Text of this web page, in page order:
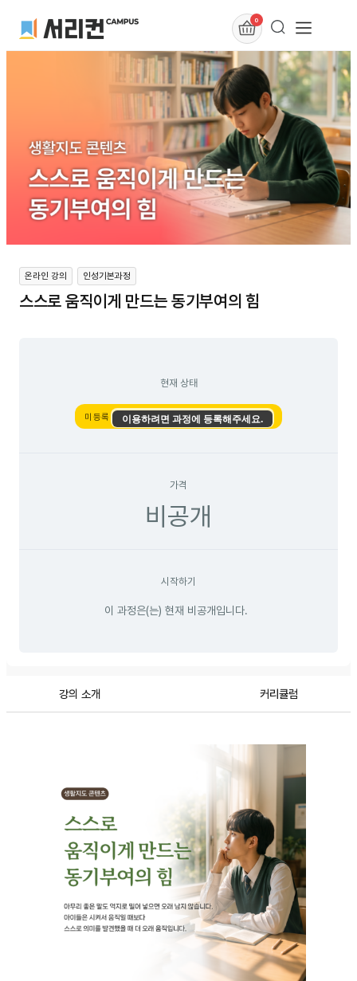
0
온라인 강의 인성기본과정
스스로 움직이게 만드는 동기부여의 힘
현재 상태
미등록 이용하려면 과정에 등록해주세요.
가격
비공개
시작하기
이 과정은(는) 현재 비공개입니다.
강의 소개 커리큘럼